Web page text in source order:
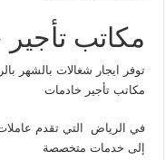
مكاتب
توفر ايجار شغالات بالشهر
مكاتب تأجير خادمات
في الرياض التي تقدم
إلى خدمات متخصصة